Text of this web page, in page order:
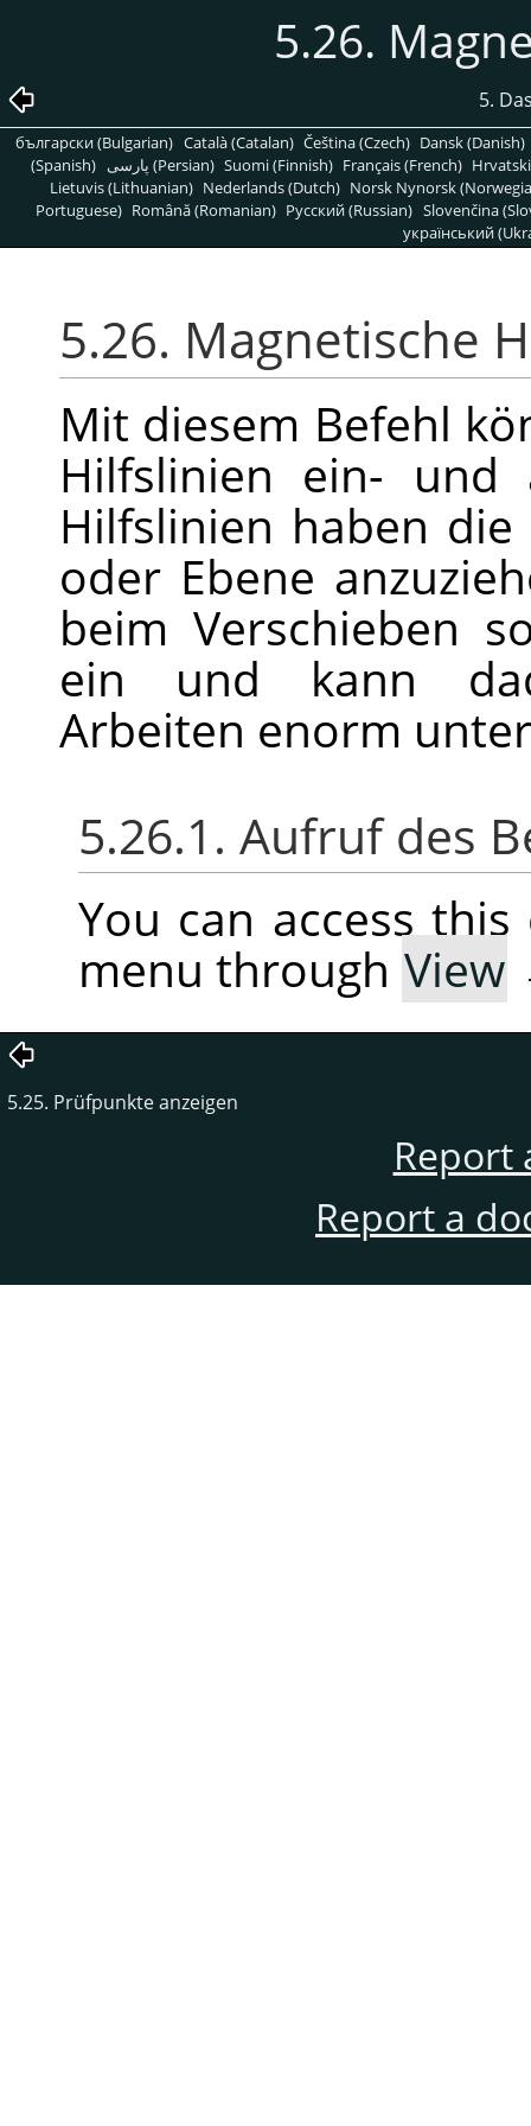
5.26.
5.
български (Bulgarian) Català (Catalan) Čeština (Czech) Dansk (Danish)
(Spanish)
پارسی (Persian) Suomi (Finnish) Français (French)
Lietuvis (Lithuanian) Nederlands (Dutch) Norsk Nynorsk
Portuguese) Română (Romanian) Pусский (Russian) Slovenčina
український
5.26. Magnetische
Mit diesem Befehl
Hilfslinien ein- und
Hilfslinien haben die
oder Ebene
beim Verschieben
ein und kann
Arbeiten enorm
5.26.1. Aufruf des
You can access
menu through View
5.25. Prüfpunkte anzeigen
Report
Report a